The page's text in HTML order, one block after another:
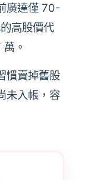
廣達僅 70-
高股價代
。
慣賣掉舊股
未入帳，容